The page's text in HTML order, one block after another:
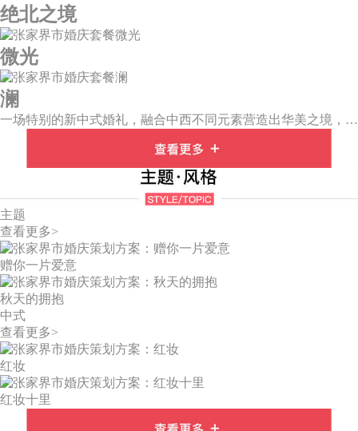
绝北之境
微光
澜
一场特别的新中式婚礼，融合中西不同元素营造出华美之境，有庄严浪漫的西式证婚，也有含蓄深情的中式感恩，从古典到现代，从前世到今生，爱，隽永铭刻。
主题
查看更多>
赠你一片爱意
秋天的拥抱
中式
查看更多>
红妆
红妆十里